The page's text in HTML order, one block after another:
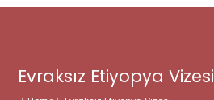
Evraksız Etiyopya Vizesi